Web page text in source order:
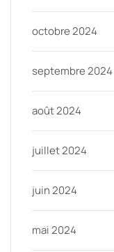
octobre 2024
septembre 2024
août 2024
juillet 2024
juin 2024
mai 2024